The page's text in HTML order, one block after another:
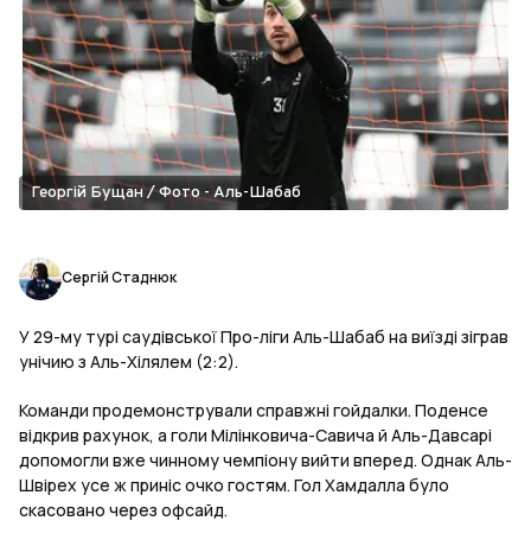
Георгій Бущан / Фото - Аль-Шабаб
Сергій Стаднюк
У 29-му турі саудівської Про-ліги Аль-Шабаб на виїзді зіграв
унічию з Аль-Хілялем (2:2).
Команди продемонстрували справжні гойдалки. Поденсе
відкрив рахунок, а голи Мілінковича-Савича й Аль-Давсарі
допомогли вже чинному чемпіону вийти вперед. Однак Аль-
Швірех усе ж приніс очко гостям. Гол Хамдалла було
скасовано через офсайд.